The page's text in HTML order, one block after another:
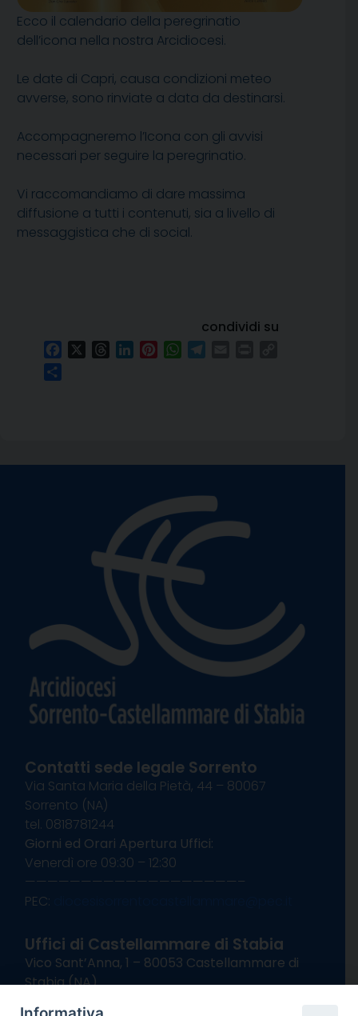
Ecco il calendario della peregrinatio
dell’icona nella nostra Arcidiocesi.
Le date di Capri, causa condizioni meteo
avverse, sono rinviate a data da destinarsi.
Accompagneremo l’Icona con gli avvisi
necessari per seguire la peregrinatio.
Vi raccomandiamo di dare massima
diffusione a tutti i contenuti, sia a livello di
messaggistica che di social.
condividi su
FacebookThreadsLinkedInPinterestWhatsApp
Contatti sede legale Sorrento
Via Santa Maria della Pietà, 44 – 80067
Sorrento (NA)
tel. 0818781244
Giorni ed Orari Apertura Uffici:
Venerdì ore 09:30 – 12:30
———————————————————–
PEC:
Uffici di Castellammare di Stabia
Vico Sant’Anna, 1 – 80053 Castellammare di
Stabia (NA)